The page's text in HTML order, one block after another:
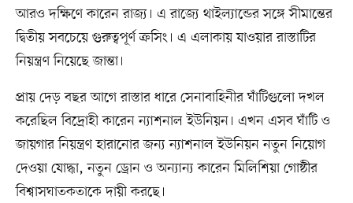
আরও দক্ষিণে কারেন রাজ্য। এ রাজ্যে থাইল্যান্ডের সঙ্গে সীমান্তের
দ্বিতীয় সবচেয়ে গুরুত্বপূর্ণ ক্রসিং। এ এলাকায় যাওয়ার রাস্তাটির
নিয়ন্ত্রণ নিয়েছে জান্তা।
প্রায় দেড় বছর আগে রাস্তার ধারে সেনাবাহিনীর ঘাঁটিগুলো দখল
করেছিল বিদ্রোহী কারেন ন্যাশনাল ইউনিয়ন। এখন এসব ঘাঁটি ও
জায়গার নিয়ন্ত্রণ হারানোর জন্য ন্যাশনাল ইউনিয়ন নতুন নিয়োগ
দেওয়া যোদ্ধা, নতুন ড্রোন ও অন্যান্য কারেন মিলিশিয়া গোষ্ঠীর
বিশ্বাসঘাতকতাকে দায়ী করছে।